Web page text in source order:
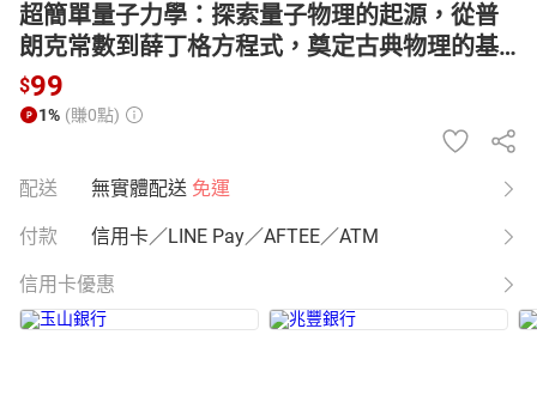
超簡單量子力學：探索量子物理的起源，從普
朗克常數到薛丁格方程式，奠定古典物理的基
石【有聲書】
$99
1% (賺0點)
配送 無實體配送 免運
付款 信用卡／LINE Pay／AFTEE／ATM
信用卡優惠